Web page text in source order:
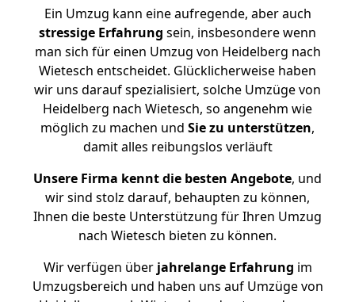
Ein Umzug kann eine aufregende, aber auch
stressige Erfahrung sein, insbesondere wenn
man sich für einen Umzug von Heidelberg nach
Wietesch entscheidet. Glücklicherweise haben
wir uns darauf spezialisiert, solche Umzüge von
Heidelberg nach Wietesch, so angenehm wie
möglich zu machen und Sie zu unterstützen,
damit alles reibungslos verläuft
Unsere Firma kennt die besten Angebote, und
wir sind stolz darauf, behaupten zu können,
Ihnen die beste Unterstützung für Ihren Umzug
nach Wietesch bieten zu können.
Wir verfügen überjahrelange Erfahrung im
Umzugsbereich und haben uns auf Umzüge von